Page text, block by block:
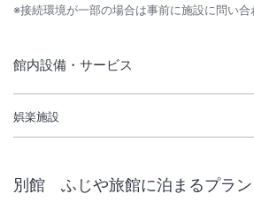
※接続環境が一部の場合は事前に施設に問い合
館内設備・サービス
娯楽施設
別館 ふじや旅館に泊まるプラ